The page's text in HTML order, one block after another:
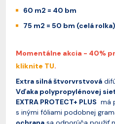
60 m2 = 40 bm
75 m2 = 50 bm (celá
Momentálne akcia - 40%
kliknite TU.
Extra silná štvorvrstvová
Vďaka polypropylénovej
EXTRA PROTECT+ PLUS má
s inými fóliami podobnej